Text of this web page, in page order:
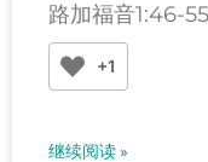
路加福音1:46-
+1
继续阅读 »